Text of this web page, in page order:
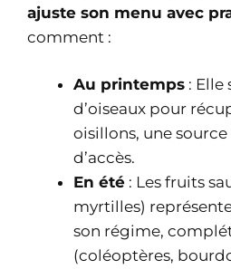
ajuste son menu avec
comment :
Au printemps : Elle
d’oiseaux pour
oisillons, une
d’accès.
En été : Les fruits
myrtilles)
son régime,
(coléoptères,